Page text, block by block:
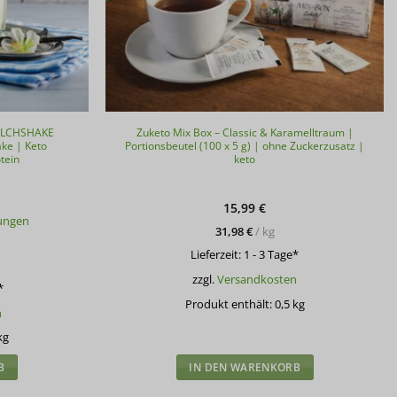
| Keto
Zuketo Mix Box – Classic & Karamelltraum |
Portionsbeutel (100 x 5 g) | ohne Zuckerzusatz |
keto
15,99€
31,98€/ kg
Lieferzeit: 1 - 3 Tage*
zzgl.Versandkosten
Produkt enthält: 0,5 kg
IN DEN WARENKORB